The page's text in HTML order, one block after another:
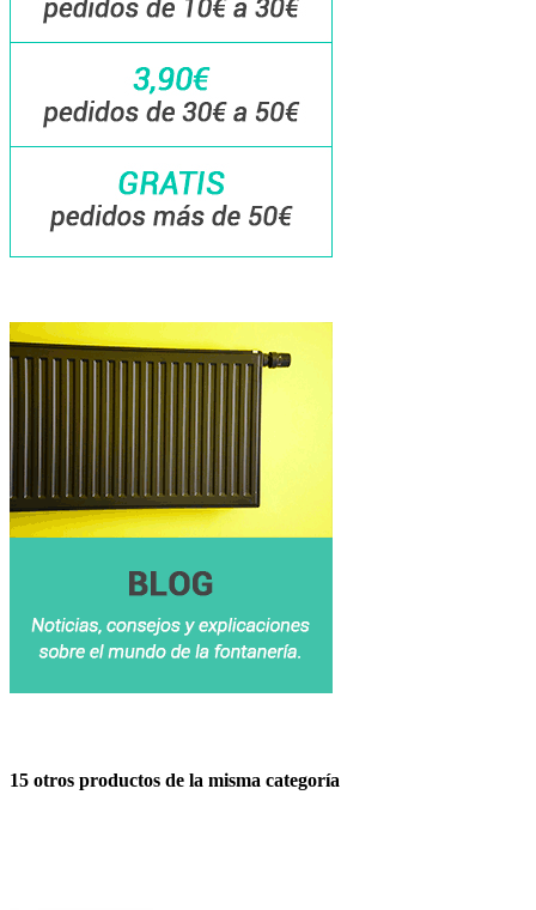
15 otros productos de la misma categoría